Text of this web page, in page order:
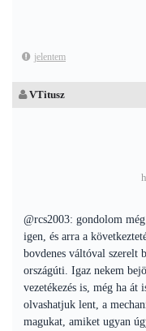
jelentem
VTitusz
@rcs2003: gondolom
igen, és arra a
bovdenes váltóval szerelt
országúti. Igaz nekem
vezetékezés is, még ha
olvashatjuk lent, a
magukat, amiket ugyan